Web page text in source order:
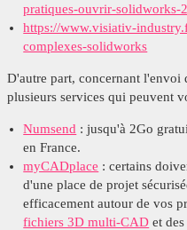
pratiques-ouvrir-solidworks-
https://www.visiativ-
complexes-solidworks
D'autre part, concernant
plusieurs services qui peuvent
Numsend : jusqu'à 2Go
en France.
myCADplace : certains
d'une place de projet
efficacement autour de vos
fichiers 3D multi-CAD et